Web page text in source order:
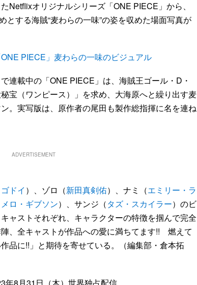
Netflixオリジナルシリーズ「ONE PIECE」から、
とする海賊“麦わらの一味”の姿を収めた場面写真が
PIECE」麦わらの一味のビジュアル
連載中の「ONE PIECE」は、海賊王ゴール・D・
宝（ワンピース）」を求め、大海原へと繰り出す麦
。実写版は、原作者の尾田も製作総指揮に名を連ね
ADVERTISEMENT
ドイ ）、ゾロ（新田真剣佑）、ナミ（エミリー・ラ
ロ・ギブソン）、サンジ（タズ・スカイラー）のビ
ャストそれぞれ、キャラクターの特徴を掴んで完全
、全キャストが作品への愛に満ちてます!! 燃えて
品に!!」と期待を寄せている。（編集部・倉本拓
年8月31日（木）世界独占配信